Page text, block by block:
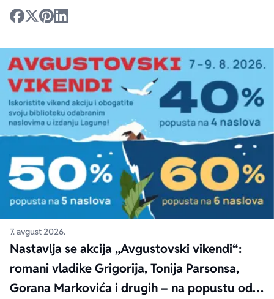
7. avgust 2026.
Nastavlja se akcija „Avgustovski vikendi“:
romani vladike Grigorija, Tonija Parsonsa,
Gorana Markovića i drugih – na popustu od